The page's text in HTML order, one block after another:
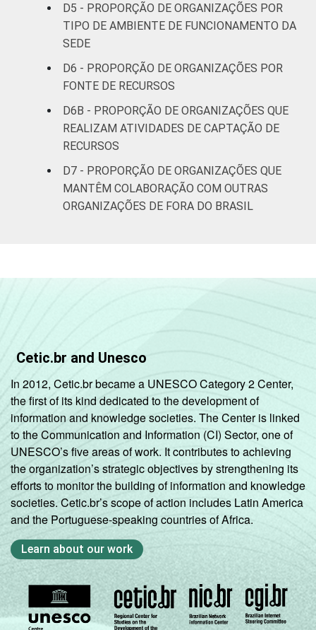
Outros 18
lucrativos. Respostas estimuladas e
rodiziadas. Cada item apresentado se refere
apenas aos resultados da alternativa "sim".
Dados coletados entre outubro de 2013 e
abril de 2014.
D5 - PROPORÇÃO DE ORGANIZAÇÕES POR
TIPO DE AMBIENTE DE FUNCIONAMENTO DA
SEDE
D6 - PROPORÇÃO DE ORGANIZAÇÕES POR
FONTE DE RECURSOS
D6B - PROPORÇÃO DE ORGANIZAÇÕES QUE
REALIZAM ATIVIDADES DE CAPTAÇÃO DE
RECURSOS
D7 - PROPORÇÃO DE ORGANIZAÇÕES QUE
MANTÊM COLABORAÇÃO COM OUTRAS
ORGANIZAÇÕES DE FORA DO BRASIL
Cetic.br and Unesco
In 2012, Cetic.br became a UNESCO Category 2 Center,
the first of its kind dedicated to the development of
information and knowledge societies. The Center is linked
to the Communication and Information (CI) Sector, one of
UNESCO’s five areas of work. It contributes to achieving
the organization’s strategic objectives by strengthening its
efforts to monitor the building of information and knowledge
societies. Cetic.br’s scope of action includes Latin America
and the Portuguese-speaking countries of Africa.
Learn about our work